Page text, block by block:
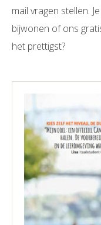
mail vragen stellen.
bijwonen of ons
het prettigst?